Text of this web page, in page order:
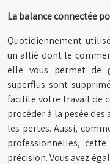
La balance connectée
Quotidiennement
un allié dont le
elle vous permet de
superflus sont
facilite votre travail de
procéder à la pesée des
les pertes. Aussi,
professionnelles,
précision. Vous avez